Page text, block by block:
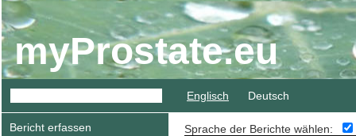
myProstate.eu
Englisch Deutsch
Bericht erfassen Sprache der Berichte wählen: